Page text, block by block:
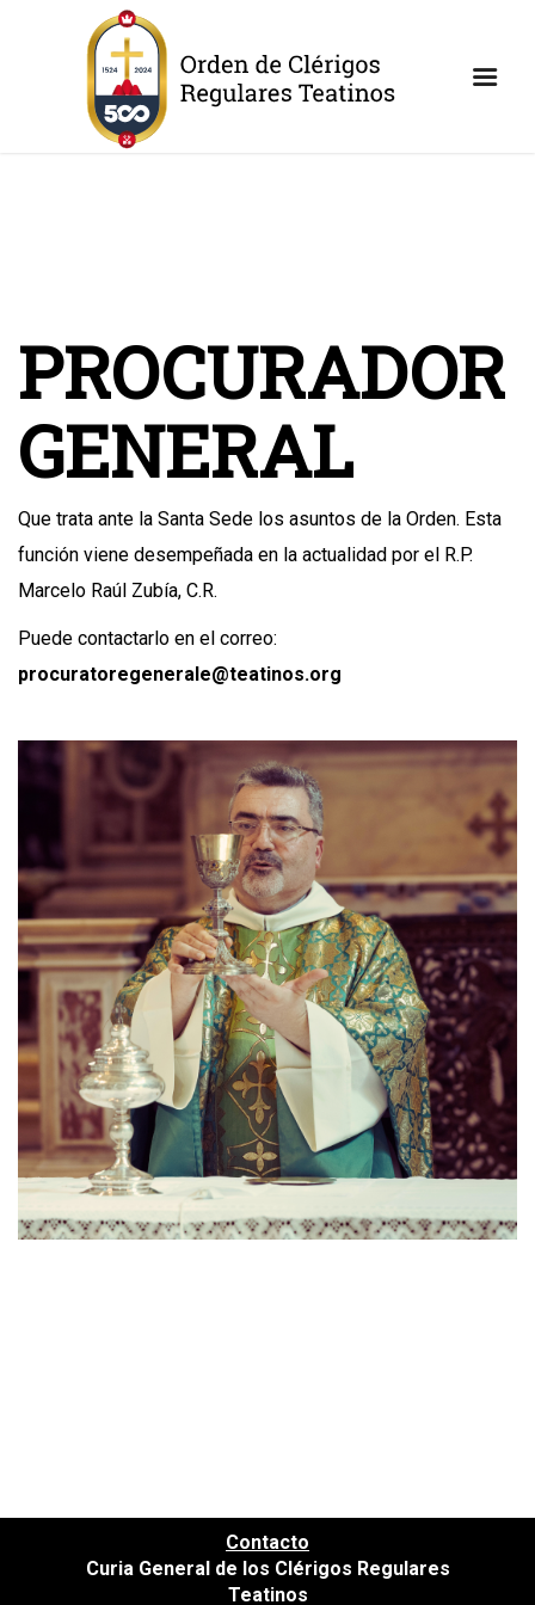
PROCURADOR
GENERAL
Que trata ante la Santa Sede los asuntos de la Orden. Esta
función viene desempeñada en la actualidad por el R.P.
Marcelo Raúl Zubía, C.R.
Puede contactarlo en el correo:
procuratoregenerale@teatinos.org
Contacto
Curia General de los Clérigos Regulares
Teatinos